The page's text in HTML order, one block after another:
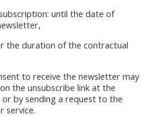
until the date of
the duration of the contractual
to receive the newsletter may
the unsubscribe link at the
by sending a request to the
service.